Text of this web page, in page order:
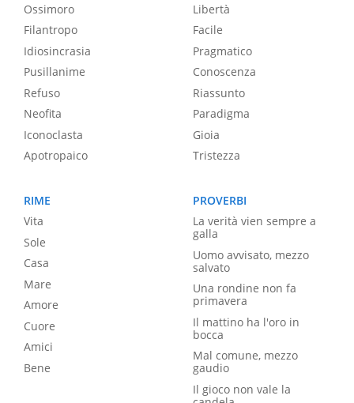
Ossimoro
Filantropo
Idiosincrasia
Pusillanime
Refuso
Neofita
Iconoclasta
Apotropaico
Libertà
Facile
Pragmatico
Conoscenza
Riassunto
Paradigma
Gioia
Tristezza
RIME
Vita
Sole
Casa
Mare
Amore
Cuore
Amici
Bene
PROVERBI
La verità vien sempre a
galla
Uomo avvisato, mezzo
salvato
Una rondine non fa
primavera
Il mattino ha l'oro in
bocca
Mal comune, mezzo
gaudio
Il gioco non vale la